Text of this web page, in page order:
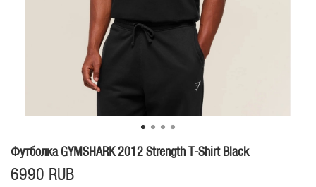
Футболка GYMSHARK 2012 Strength T-Shirt Black
6990 RUB